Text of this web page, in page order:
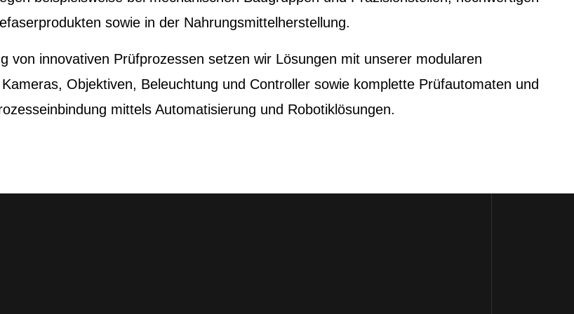
sowie in der Nahrungsmittelherstellung.
von innovativen Prüfprozessen setzen wir Lösungen mit unserer modularen
Objektiven, Beleuchtung und Controller sowie komplette Prüfautomaten und
mittels Automatisierung und Robotiklösungen.